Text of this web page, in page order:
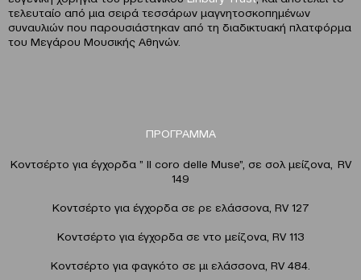
τελευταίο από μια σειρά τεσσάρων μαγνητοσκοπημένων
συναυλιών που παρουσιάστηκαν από τη διαδικτυακή πλατφόρμα
του Μεγάρου Μουσικής Αθηνών.
ΠΡΟΓΡΑΜΜΑ
Κοντσέρτο για έγχορδα ” Il coro delle Muse”, σε σολ μείζονα, RV
149
Κοντσέρτο για έγχορδα σε ρε ελάσσονα, RV 127
Κοντσέρτο για έγχορδα σε ντο μείζονα, RV 113
Κοντσέρτο για φαγκότο σε μι ελάσσονα, RV 484.